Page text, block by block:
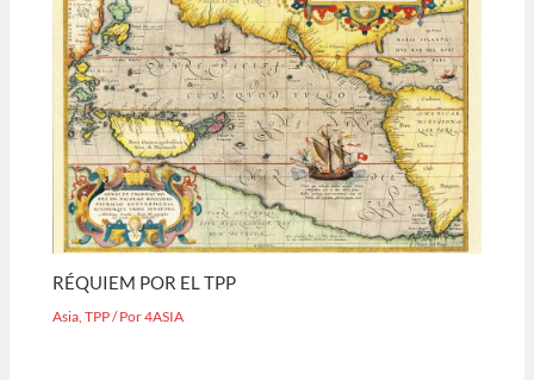
RÉQUIEM POR EL TPP
Asia ,TPP/ Por4ASIA